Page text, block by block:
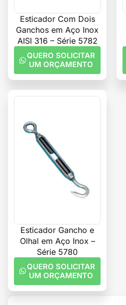
Esticador Com Dois
Ganchos em Aço Inox
AISI 316 – Série 5782
QUERO SOLICITAR
UM ORÇAMENTO
Esticador Gancho e
Olhal em Aço Inox –
Série 5780
QUERO SOLICITAR
UM ORÇAMENTO